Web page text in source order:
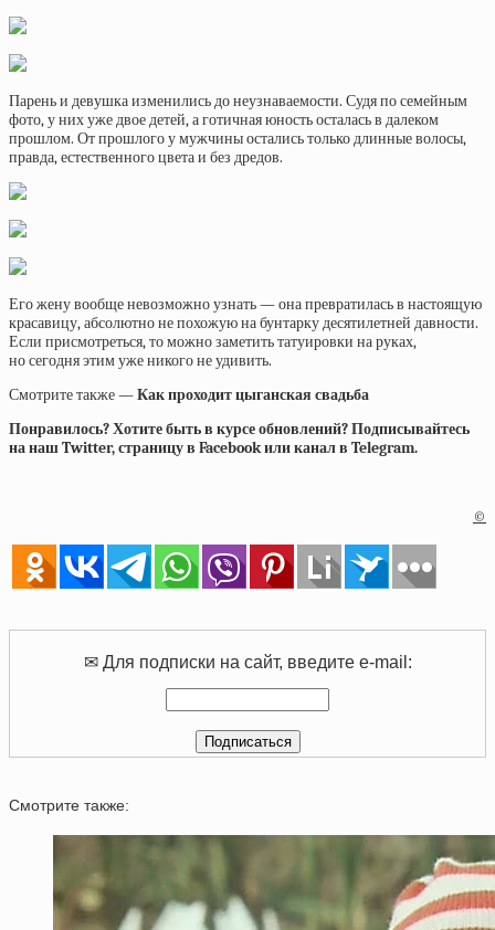
Парень и девушка изменились до неузнаваемости. Судя по семейным
фото, у них уже двое детей, а готичная юность осталась в далеком
прошлом. От прошлого у мужчины остались только длинные волосы,
правда, естественного цвета и без дредов.
Его жену вообще невозможно узнать — она превратилась в настоящую
красавицу, абсолютно не похожую на бунтарку десятилетней давности.
Если присмотреться, то можно заметить татуировки на руках,
но сегодня этим уже никого не удивить.
Смотрите также —Как проходит цыганская свадьба
Понравилось? Хотите быть в курсе обновлений? Подписывайтесь
на наш Twitter, страницу в Facebook или канал в Telegram.
©
✉ Для подписки на сайт, введите e-mail:
Смотрите также: